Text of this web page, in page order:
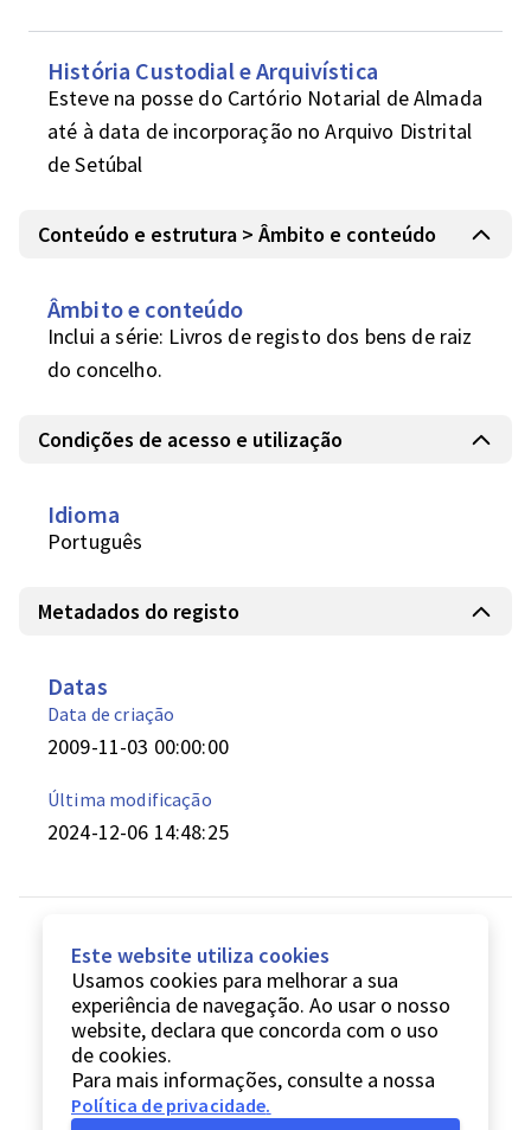
História Custodial e Arquivística
Esteve na posse do Cartório Notarial de Almada
até à data de incorporação no Arquivo Distrital
de Setúbal
Conteúdo e estrutura > Âmbito e conteúdo
Âmbito e conteúdo
Inclui a série: Livros de registo dos bens de raiz
do concelho.
Condições de acesso e utilização
Idioma
Português
Metadados do registo
Datas
Data de criação
2009-11-03 00:00:00
Última modificação
2024-12-06 14:48:25
Este website utiliza cookies
Usamos cookies para melhorar a sua
experiência de navegação. Ao usar o nosso
website, declara que concorda com o uso
de cookies.
Para mais informações, consulte a nossa
Política de privacidade.